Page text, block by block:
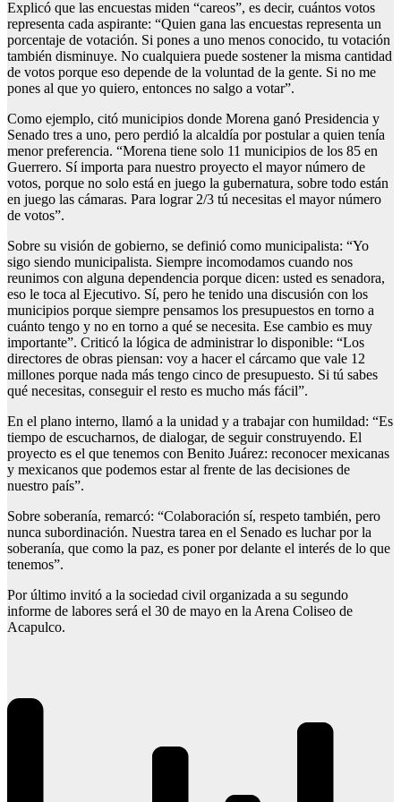
Explicó que las encuestas miden “careos”, es decir, cuántos votos
representa cada aspirante: “Quien gana las encuestas representa un
porcentaje de votación. Si pones a uno menos conocido, tu votación
también disminuye. No cualquiera puede sostener la misma cantidad
de votos porque eso depende de la voluntad de la gente. Si no me
pones al que yo quiero, entonces no salgo a votar”.
Como ejemplo, citó municipios donde Morena ganó Presidencia y
Senado tres a uno, pero perdió la alcaldía por postular a quien tenía
menor preferencia. “Morena tiene solo 11 municipios de los 85 en
Guerrero. Sí importa para nuestro proyecto el mayor número de
votos, porque no solo está en juego la gubernatura, sobre todo están
en juego las cámaras. Para lograr 2/3 tú necesitas el mayor número
de votos”.
Sobre su visión de gobierno, se definió como municipalista: “Yo
sigo siendo municipalista. Siempre incomodamos cuando nos
reunimos con alguna dependencia porque dicen: usted es senadora,
eso le toca al Ejecutivo. Sí, pero he tenido una discusión con los
municipios porque siempre pensamos los presupuestos en torno a
cuánto tengo y no en torno a qué se necesita. Ese cambio es muy
importante”. Criticó la lógica de administrar lo disponible: “Los
directores de obras piensan: voy a hacer el cárcamo que vale 12
millones porque nada más tengo cinco de presupuesto. Si tú sabes
qué necesitas, conseguir el resto es mucho más fácil”.
En el plano interno, llamó a la unidad y a trabajar con humildad: “Es
tiempo de escucharnos, de dialogar, de seguir construyendo. El
proyecto es el que tenemos con Benito Juárez: reconocer mexicanas
y mexicanos que podemos estar al frente de las decisiones de
nuestro país”.
Sobre soberanía, remarcó: “Colaboración sí, respeto también, pero
nunca subordinación. Nuestra tarea en el Senado es luchar por la
soberanía, que como la paz, es poner por delante el interés de lo que
tenemos”.
Por último invitó a la sociedad civil organizada a su segundo
informe de labores será el 30 de mayo en la Arena Coliseo de
Acapulco.